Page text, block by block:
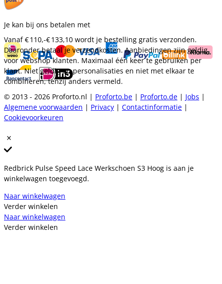
Je kan bij ons betalen met
Vanaf€ 110,-€ 133,10 wordt je bestelling gratis verzonden.
Daaronder betaal je verzendkosten. Aanbiedingen zijn geldig
voor webshop klanten. Maximaal één keer te gebruiken per
klant. Niet geldig op personalisaties en niet met elkaar te
combineren, tenzij anders vermeld.
© 2013 - 2026 Proforto.nl | Proforto.be | Proforto.de | Jobs |
Algemene voorwaarden | Privacy | Contactinformatie |
Cookievoorkeuren
Redbrick Pulse Speed Lace Werkschoen S3 Hoog is aan je
winkelwagen toegevoegd.
Naar winkelwagen
Verder winkelen
Naar winkelwagen
Verder winkelen